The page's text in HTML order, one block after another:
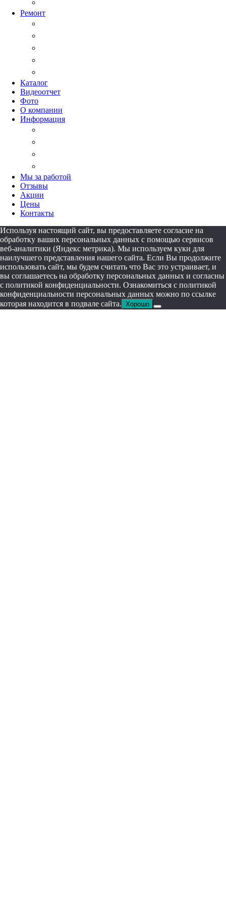
Ремонт
Каталог
Видеоотчет
Фото
О компании
Информация
Мы за работой
Отзывы
Акции
Цены
Контакты
Используя настоящий сайт, вы предоставляете согласие на
обработку ваших персональных данных с помощью сервисов
веб-аналитики (Яндекс метрика). Мы используем куки для
наилучшего представления нашего сайта. Если Вы продолжите
использовать сайт, мы будем считать что Вас это устраивает, и
вы соглашаетесь на обработку персональных данных и согласны
c политикой конфиденциальности. Ознакомиться с политикой
конфиденциальности персональных данных можно по ссылке
которая находится в подвале сайта. Хорошо